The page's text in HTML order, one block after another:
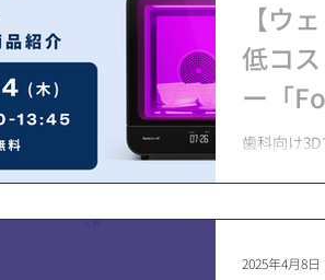
【ウ
低コ
ー「
【4/
歯科向け
ウェビナー
2025年4月8日